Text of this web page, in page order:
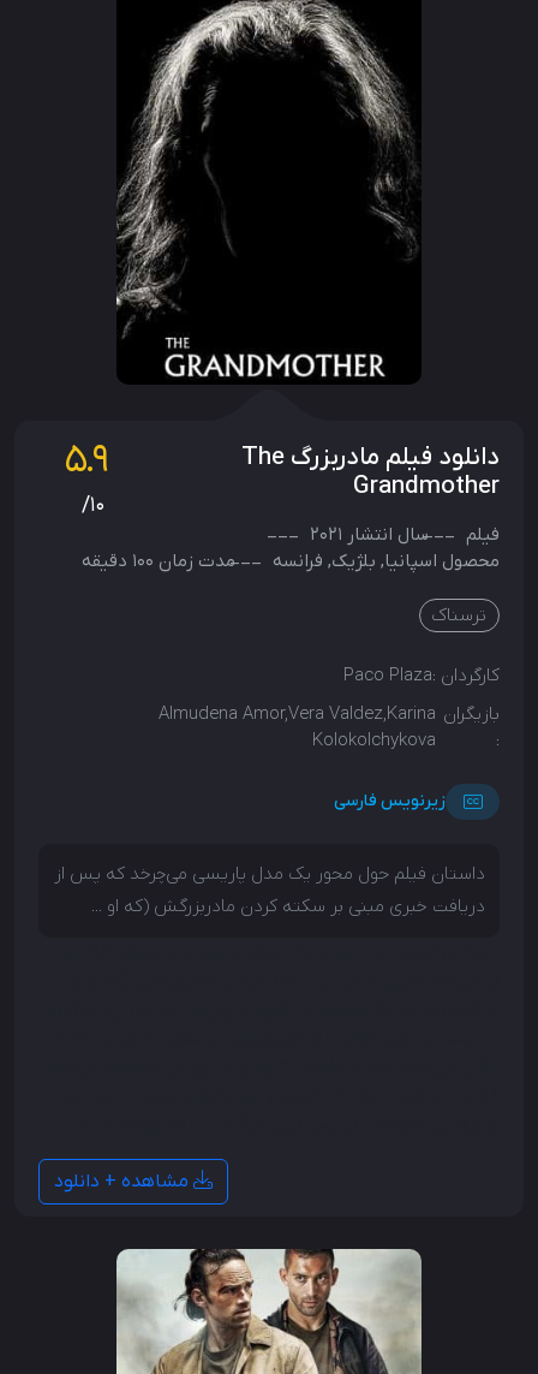
دانلود فیلم مادربزرگ The
Grandmother
5.9
/10
فیلم سال انتشار 2021
محصول اسپانیا, بلژیک, فرانسه مدت زمان 100 دقیقه
ترسناک
کارگردان :Paco Plaza
بازیگران
:
Almudena Amor,Vera Valdez,Karina
Kolokolchykova
زیرنویس فارسی
داستان فیلم حول محور یک مدل پاریسی می‌چرخد که پس از
دریافت خبری مبنی بر سکته کردن مادربزرگش (که او ...
مشاهده + دانلود